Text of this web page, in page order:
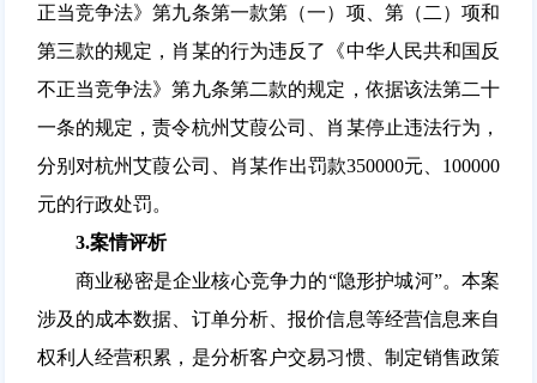
正当竞争法》第九条第一款第（一）项、第（二）项和
第三款的规定，肖某的行为违反了《中华人民共和国反
不正当竞争法》第九条第二款的规定，依据该法第二十
一条的规定，责令杭州艾葭公司、肖某停止违法行为，
分别对杭州艾葭公司、肖某作出罚款350000元、100000
元的行政处罚。
3.案情评析
商业秘密是企业核心竞争力的“隐形护城河”。本案
涉及的成本数据、订单分析、报价信息等经营信息来自
权利人经营积累，是分析客户交易习惯、制定销售政策